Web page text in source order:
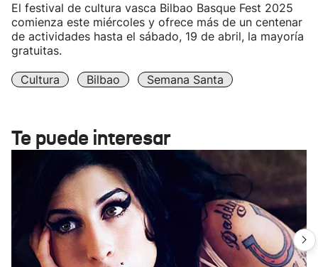
El festival de cultura vasca Bilbao Basque Fest 2025
comienza este miércoles y ofrece más de un centenar
de actividades hasta el sábado, 19 de abril, la mayoría
gratuitas.
Cultura Bilbao Semana Santa
Te puede interesar